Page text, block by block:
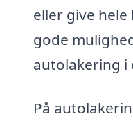
eller give
gode
autolakering i
På